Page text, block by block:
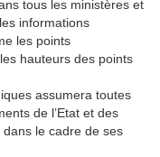
tous les ministères et
informations
les points
hauteurs des points
assumera toutes
de l’Etat et des
dans le cadre de ses